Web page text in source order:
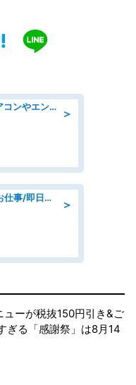
＞
自動車工場で働こう!カーエアコンやエンジンの製造・加工業務/寮完備 denso aichi
＞
営業/商社でのルート営業のお仕事/即日勤務可/車通勤可/営業
ューが税抜150円引き&ご
ぎる「感謝祭」は8月14